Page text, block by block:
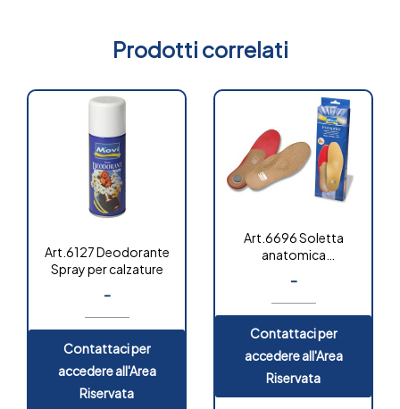
Prodotti correlati
Art.6127 Deodorante
Spray per calzature
-
Contattaci per
accedere all'Area
Riservata
Art.6696 Soletta
anatomica
“extra”
-
Contattaci per
accedere all'Area
Riservata